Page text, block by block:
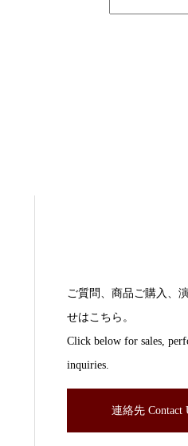
ご質問、商品ご購入、
せはこちら。
Click below for sales,
inquiries.
連絡先 Contact